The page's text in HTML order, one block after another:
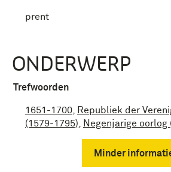
prent
ONDERWERP
Trefwoorden
1651-1700
Republiek der
(1579-1795)
Negenjarige oorlog
Minder